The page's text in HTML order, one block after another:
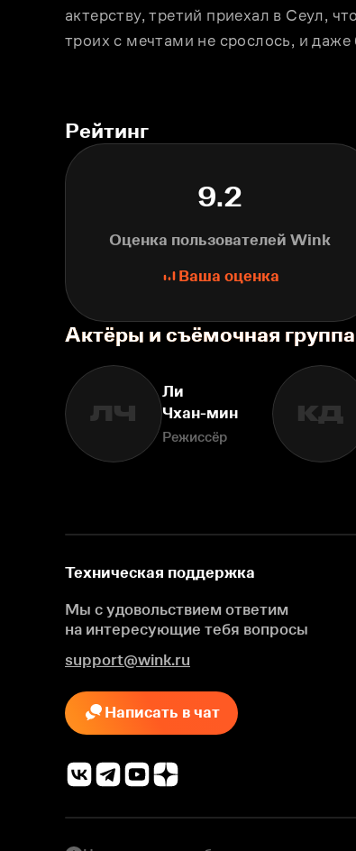
актерству, третий приехал в Сеул,
троих с мечтами не срослось, и
Рейтинг
9.2
Оценка пользователей Wink
Ваша оценка
Актёры и съёмочная
ЛЧ
Ли
Чхан-мин
Режиссёр
КД
Техническая поддержка
Мы с удовольствием ответим
на интересующие тебя вопросы
support@wink.ru
Написать в чат